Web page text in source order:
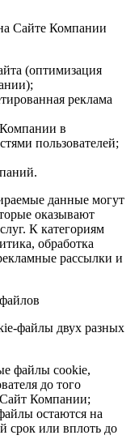
Сайте Компании
(оптимизация
реклама
Компании в
пользователей;
данные могут
оказывают
К категориям
обработка
рассылки и
файлы двух разных
файлы cookie,
до того
Сайт Компании;
остаются на
срок или вплоть до